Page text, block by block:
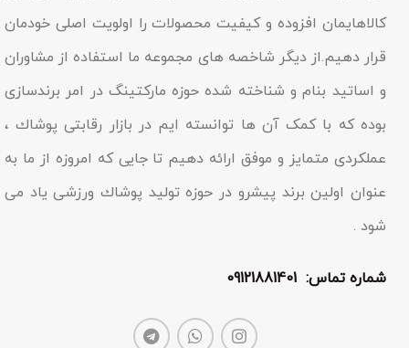
کالاهایمان افزوده و کیفیت محصولات را اولویت اصلی خودمان
قرار دهیم.از دیگر شاخصه هاى مجموعه ما استفاده از مشاوران
و اساتید بنام و شناخته شده حوزه مارکتینگ در امر برندسازى
بوده که با کمک آن ها توانسته ایم در بازار رقابتى پوشاك ،
عملکردى متمایز و موفق ارائه دهیم تا جایى که امروزه از ما به
عنوان اولین برند پیشرو در حوزه تولید پوشاك ورزشی یاد مى
شود .
شماره تماس: 09121881401